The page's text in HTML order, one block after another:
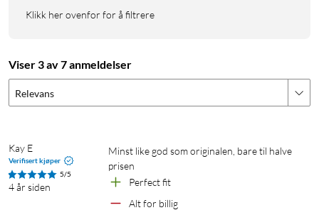
Klikk her ovenfor for å filtrere
Viser 3 av 7 anmeldelser
Relevans
Kay E
Verifisert kjøper
5/5
4 år siden
Minst like god som originalen, bare til halve
prisen
Perfect fit
Alt for billig